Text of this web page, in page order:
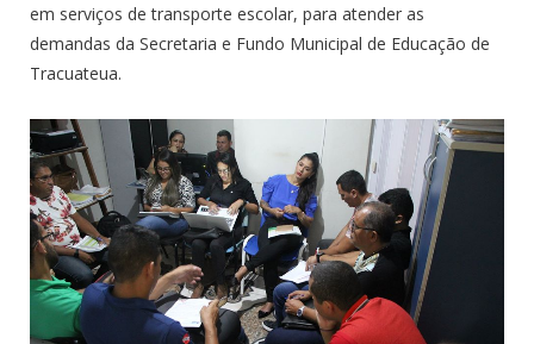
em serviços de transporte escolar, para atender as
demandas da Secretaria e Fundo Municipal de Educação de
Tracuateua.